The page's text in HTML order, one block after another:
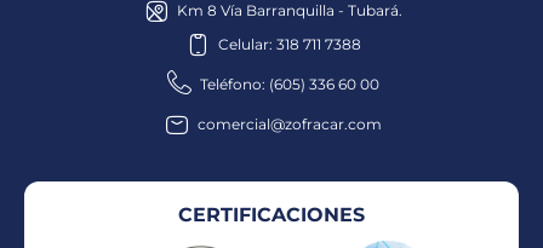
Km 8 Vía Barranquilla - Tubará.
Celular: 318 711 7388
Teléfono: (605) 336 60 00
comercial@zofracar.com
CERTIFICACIONES